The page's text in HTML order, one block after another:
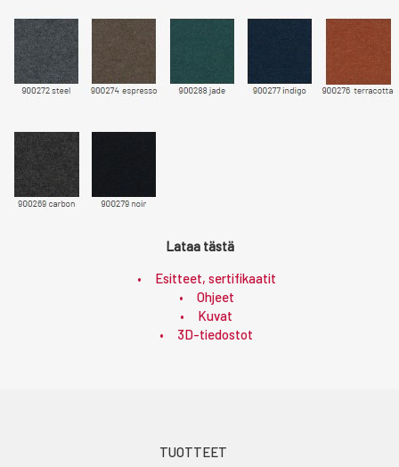
Lataa tästä
Esitteet, sertifikaatit
Ohjeet
Kuvat
3D-tiedostot
TUOTTEET